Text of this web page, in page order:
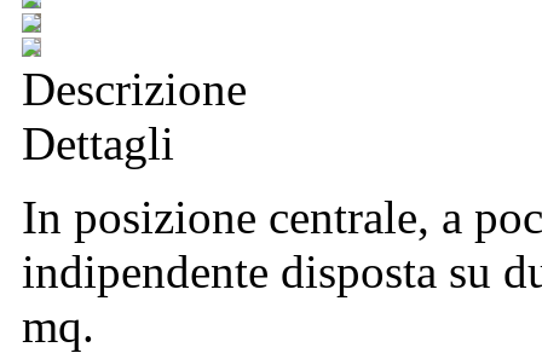
Descrizione
Dettagli
In posizione centrale, a
indipendente disposta su
mq.